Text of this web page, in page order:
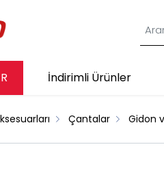
İndirimli Ürünler
Çantalar Gidon